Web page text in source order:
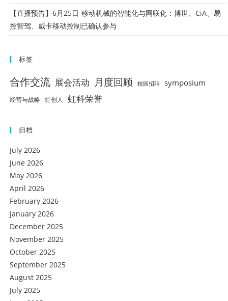
【直播预告】6月25日-移动机械的智能化与网联化：博世、CiA、易
控智驾、威卡移动控制已确认参与
标签
合作交流 展会活动 月度回顾 校园招聘 symposium
经营与战略 虹创人 虹科荣誉
归档
July 2026
June 2026
May 2026
April 2026
February 2026
January 2026
December 2025
November 2025
October 2025
September 2025
August 2025
July 2025